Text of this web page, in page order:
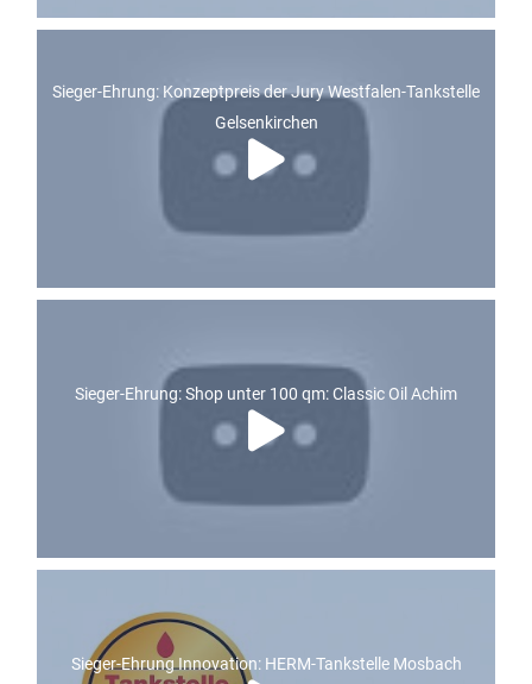
Sieger-Ehrung: Konzeptpreis der Jury Westfalen-Tankstelle
Gelsenkirchen
Sieger-Ehrung: Shop unter 100 qm: Classic Oil Achim
Sieger-Ehrung Innovation: HERM-Tankstelle Mosbach